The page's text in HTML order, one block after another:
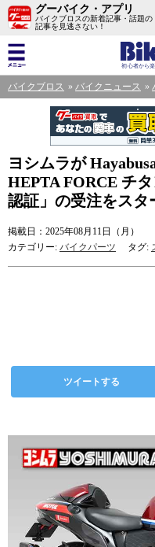
グーバイク・アプリ
バイクブロスの新着記事・話題の
記事を見逃さない！
バイクブロス バイクニュース
ヨシムラが
HEPTA FORCE チ
認証」の受注をスタ
掲載日：2025年08月11日（月）
カテゴリー: バイクパーツ タグ:
ツイートする